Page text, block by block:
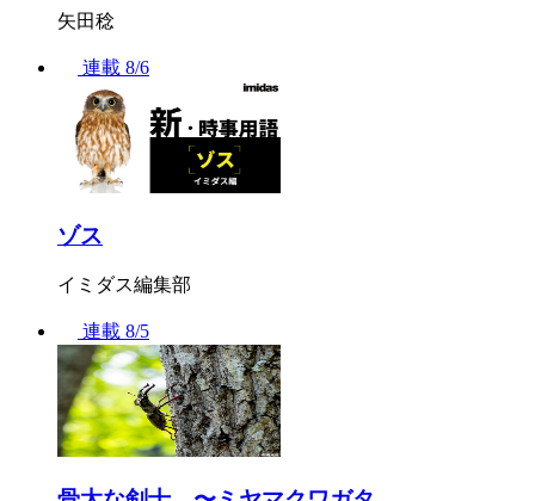
矢田稔
連載 8/6
ゾス
イミダス編集部
連載 8/5